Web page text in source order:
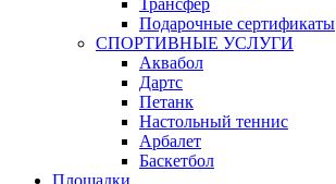
Трансфер
Подарочные сертификаты
СПОРТИВНЫЕ УСЛУГИ
Аквабол
Дартс
Петанк
Настольный теннис
Арбалет
Баскетбол
Площадки